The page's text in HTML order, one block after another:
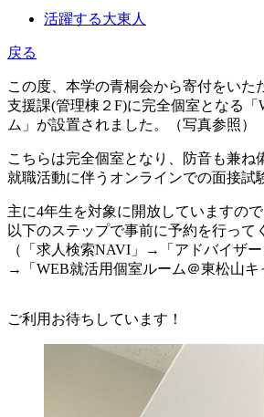
活躍する大東人
戻る
この度、本学の青桐会から寄付をいた
支援課(管理棟２F)に完全個室となる「
ム」が設置されました。（写真参照）
こちらは完全個室となり、防音も兼ね
就職活動に伴うオンラインでの面接試
主に4年生を対象に開放していますの
以下のステップで事前に予約を行って
（「求人検索NAVI」→「アドバイザー
→「WEB就活用個室ルーム＠東松山キ
ご利用お待ちしています！